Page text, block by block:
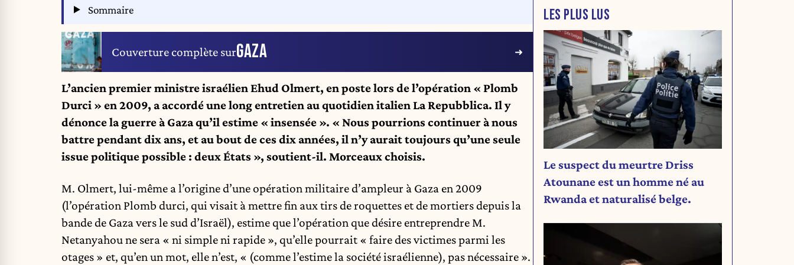
Sommaire
Couverture complète surGAZA
L’ancien premier ministre israélien Ehud Olmert, en poste lors de l’opération « Plomb
Durci » en 2009, a accordé une long entretien au quotidien italien La Repubblica. Il y
dénonce la guerre à Gaza qu’il estime « insensée ». « Nous pourrions continuer à nous
battre pendant dix ans, et au bout de ces dix années, il n’y aurait toujours qu’une seule
issue politique possible : deux États », soutient-il. Morceaux choisis.
M. Olmert, lui-même a l’origine d’une opération militaire d’ampleur à Gaza en 2009
(l’opération Plomb durci, qui visait à mettre fin aux tirs de roquettes et de mortiers depuis la
bande de Gaza vers le sud d’Israël), estime que l’opération que désire entreprendre M.
Netanyahou ne sera « ni simple ni rapide », qu’elle pourrait « faire des victimes parmi les
otages » et, qu’en un mot, elle n’est, « (comme l’estime la société israélienne), pas nécessaire ».
LES PLUS LUS
Le suspect du meurtre Driss
Atounane est un homme né au
Rwanda et naturalisé belge.